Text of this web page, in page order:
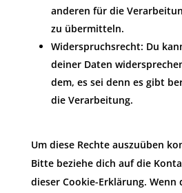
anderen für die
zu übermitteln.
Widerspruchsrecht: Du
deiner Daten
dem, es sei denn es gibt
die Verarbeitung.
Um diese Rechte auszuüben
Bitte beziehe dich auf die
dieser Cookie-Erklärung. Wenn